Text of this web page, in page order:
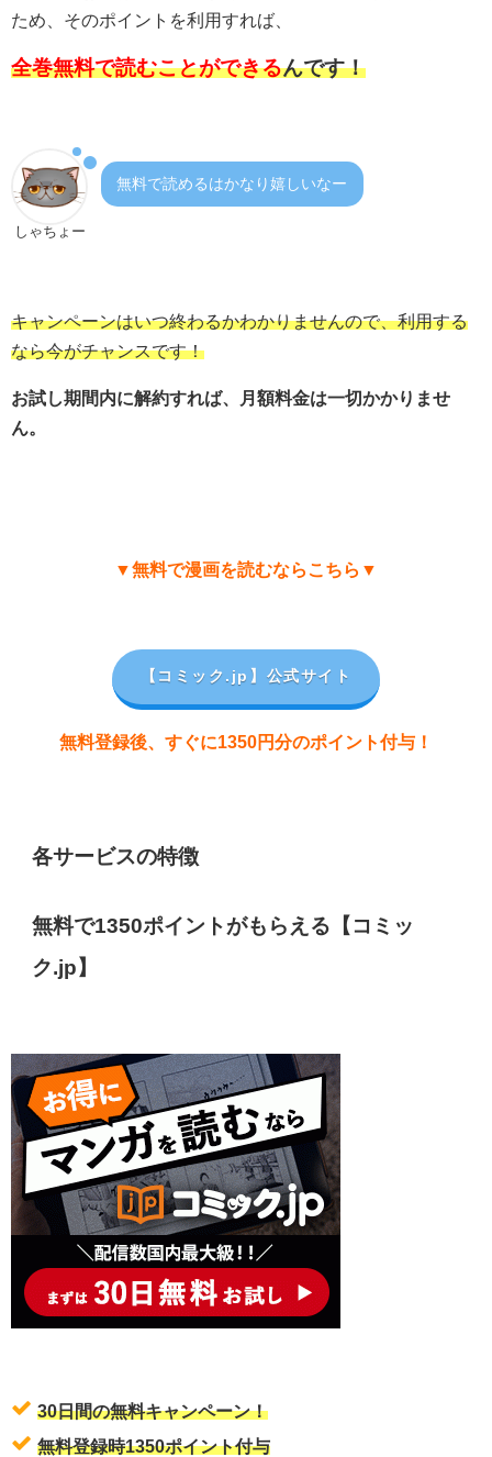
ため、そのポイントを利用すれば、
全巻無料で読むことができるんです！
しゃちょー
無料で読めるはかなり嬉しいなー
キャンペーンはいつ終わるかわかりませんので、利用する
なら今がチャンスです！
お試し期間内に解約すれば、月額料金は一切かかりませ
ん。
▼無料で漫画を読むならこちら▼
【コミック.jp 】公式サイト
無料登録後、すぐに1350円分のポイント付与！
各サービスの特徴
無料で1350ポイントがもらえる【コミッ
ク.jp】
30日間の無料キャンペーン！
無料登録時1350ポイント付与